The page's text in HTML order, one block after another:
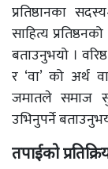
प्रतिष्ठानका
साहित्य
बताउनुभयो ।
र ‘वा’ को
जमातले समाज
उभिनुपर्ने
तपाईको